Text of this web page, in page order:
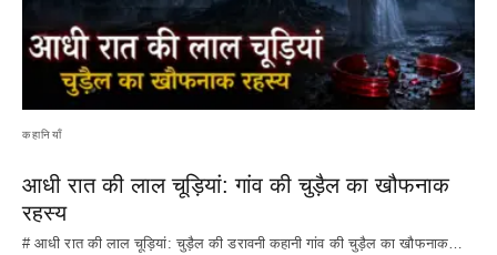
कहानियाँ
आधी रात की लाल चूड़ियां: गांव की चुड़ैल का खौफनाक
रहस्य
# आधी रात की लाल चूड़ियां: चुड़ैल की डरावनी कहानी गांव की चुड़ैल का खौफनाक…